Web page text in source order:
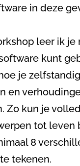
in deze
leer ik je
kunt
je
en
Zo kun je
tot leven
8
tekenen.